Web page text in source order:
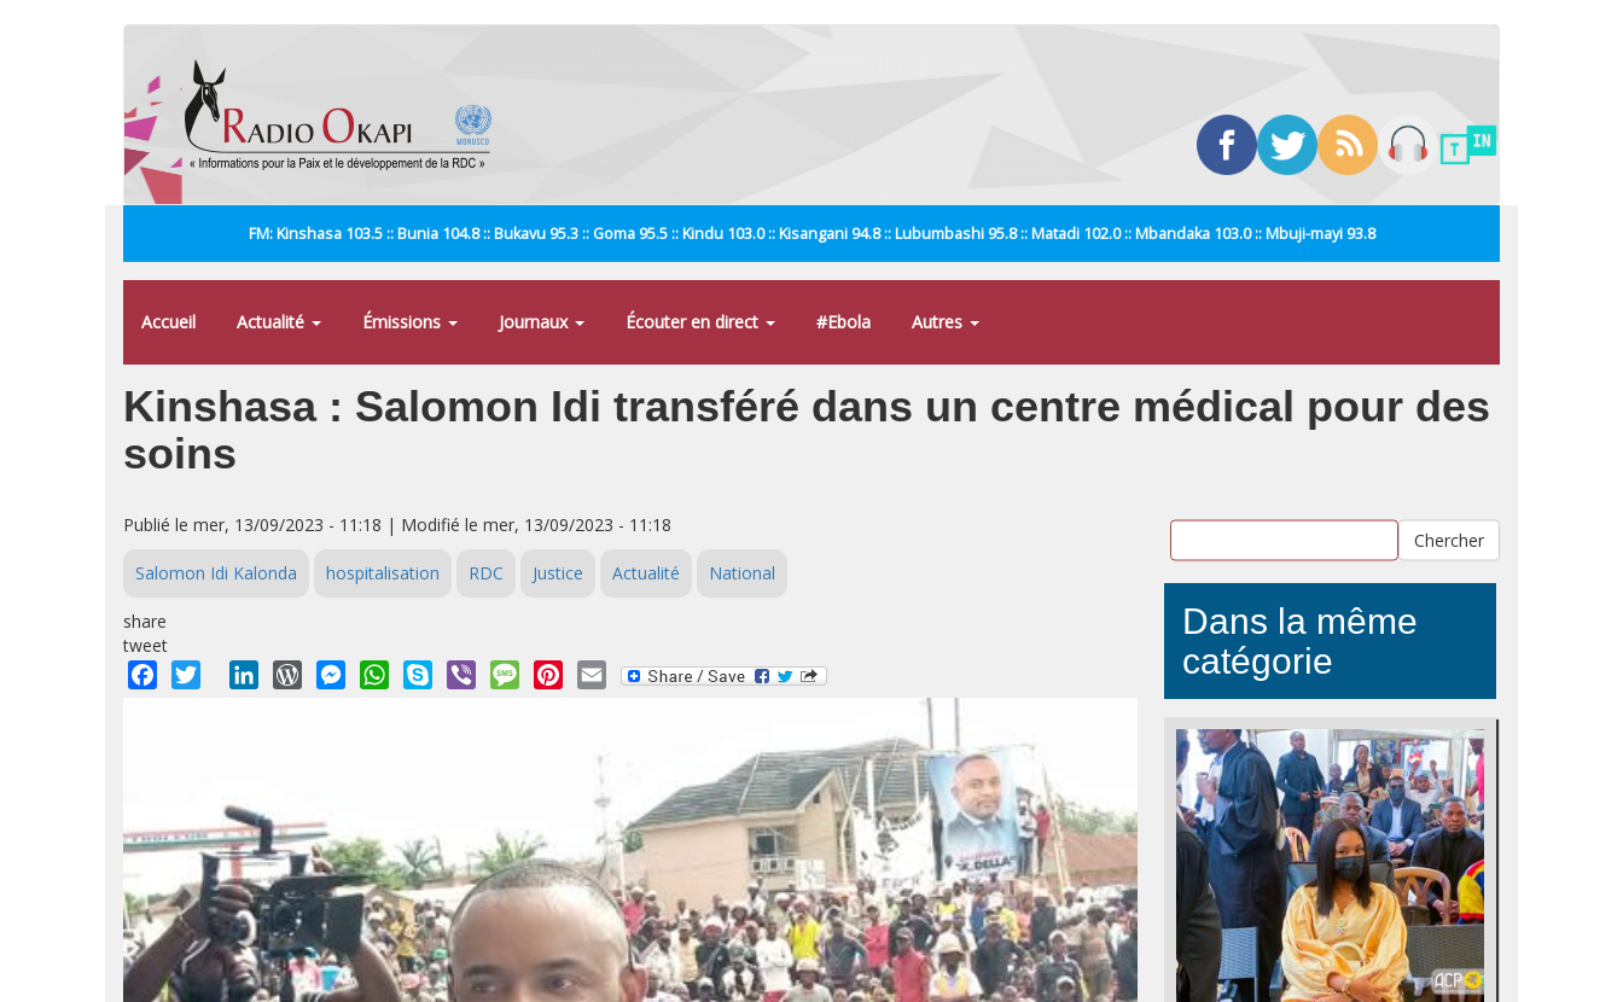
FM: Kinshasa 103.5 :: Bunia 104.8 :: Bukavu 95.3 :: Goma 95.5 :: Kindu 103.0 :: Kisangani 94.8 :: Lubumbashi 95.8 :: Matadi 102.0 :: Mbandaka 103.0 :: Mbuji-mayi 93.8
Accueil Actualité Émissions Journaux Écouter en direct #Ebola Autres
Kinshasa : Salomon Idi transféré dans un centre médical pour des
soins
Publié le mer, 13/09/2023 - 11:18 | Modifié le mer, 13/09/2023 - 11:18
Salomon Idi Kalonda hospitalisation RDC Justice Actualité National
share
tweet
Facebook
Twitter LinkedInWordPressMessengerWhatsApp
Skype Viber MessagePinterest
Email
Chercher
Dans la même
catégorie